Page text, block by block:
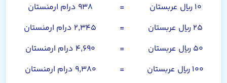
۱۰ ریال عربستان
=
۹۳۸ درام ارمنستان
۲۵ ریال عربستان
=
۲,۳۴۵ درام ارمنستان
۵۰ ریال عربستان
=
۴,۶۹۰ درام ارمنستان
۱۰۰ ریال عربستان
=
۹,۳۸۰ درام ارمنستان